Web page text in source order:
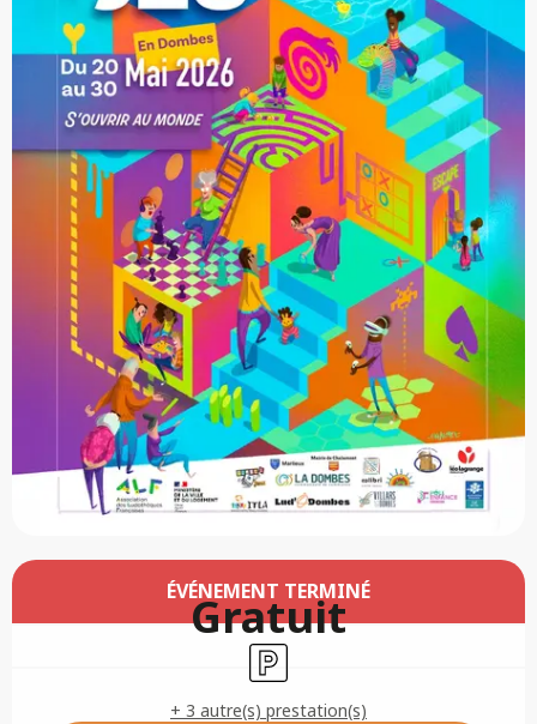
Ouverture et coordonnées
ÉVÉNEMENT TERMINÉ
Gratuit
Parking
+ 3 autre(s) prestation(s)